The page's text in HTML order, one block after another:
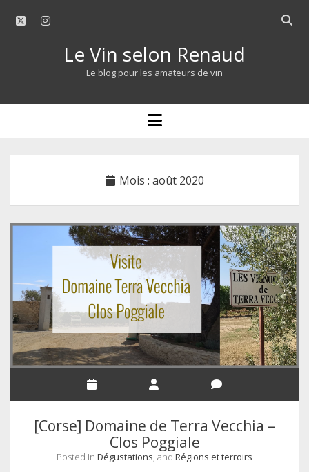
twitterinstagram
Open
Le Vin selon Renaud
Le blog pour les amateurs de vin
open
menu
Mois : août 2020
[Corse] Domaine de Terra Vecchia –
Clos Poggiale
Posted in Dégustations, and Régions et terroirs